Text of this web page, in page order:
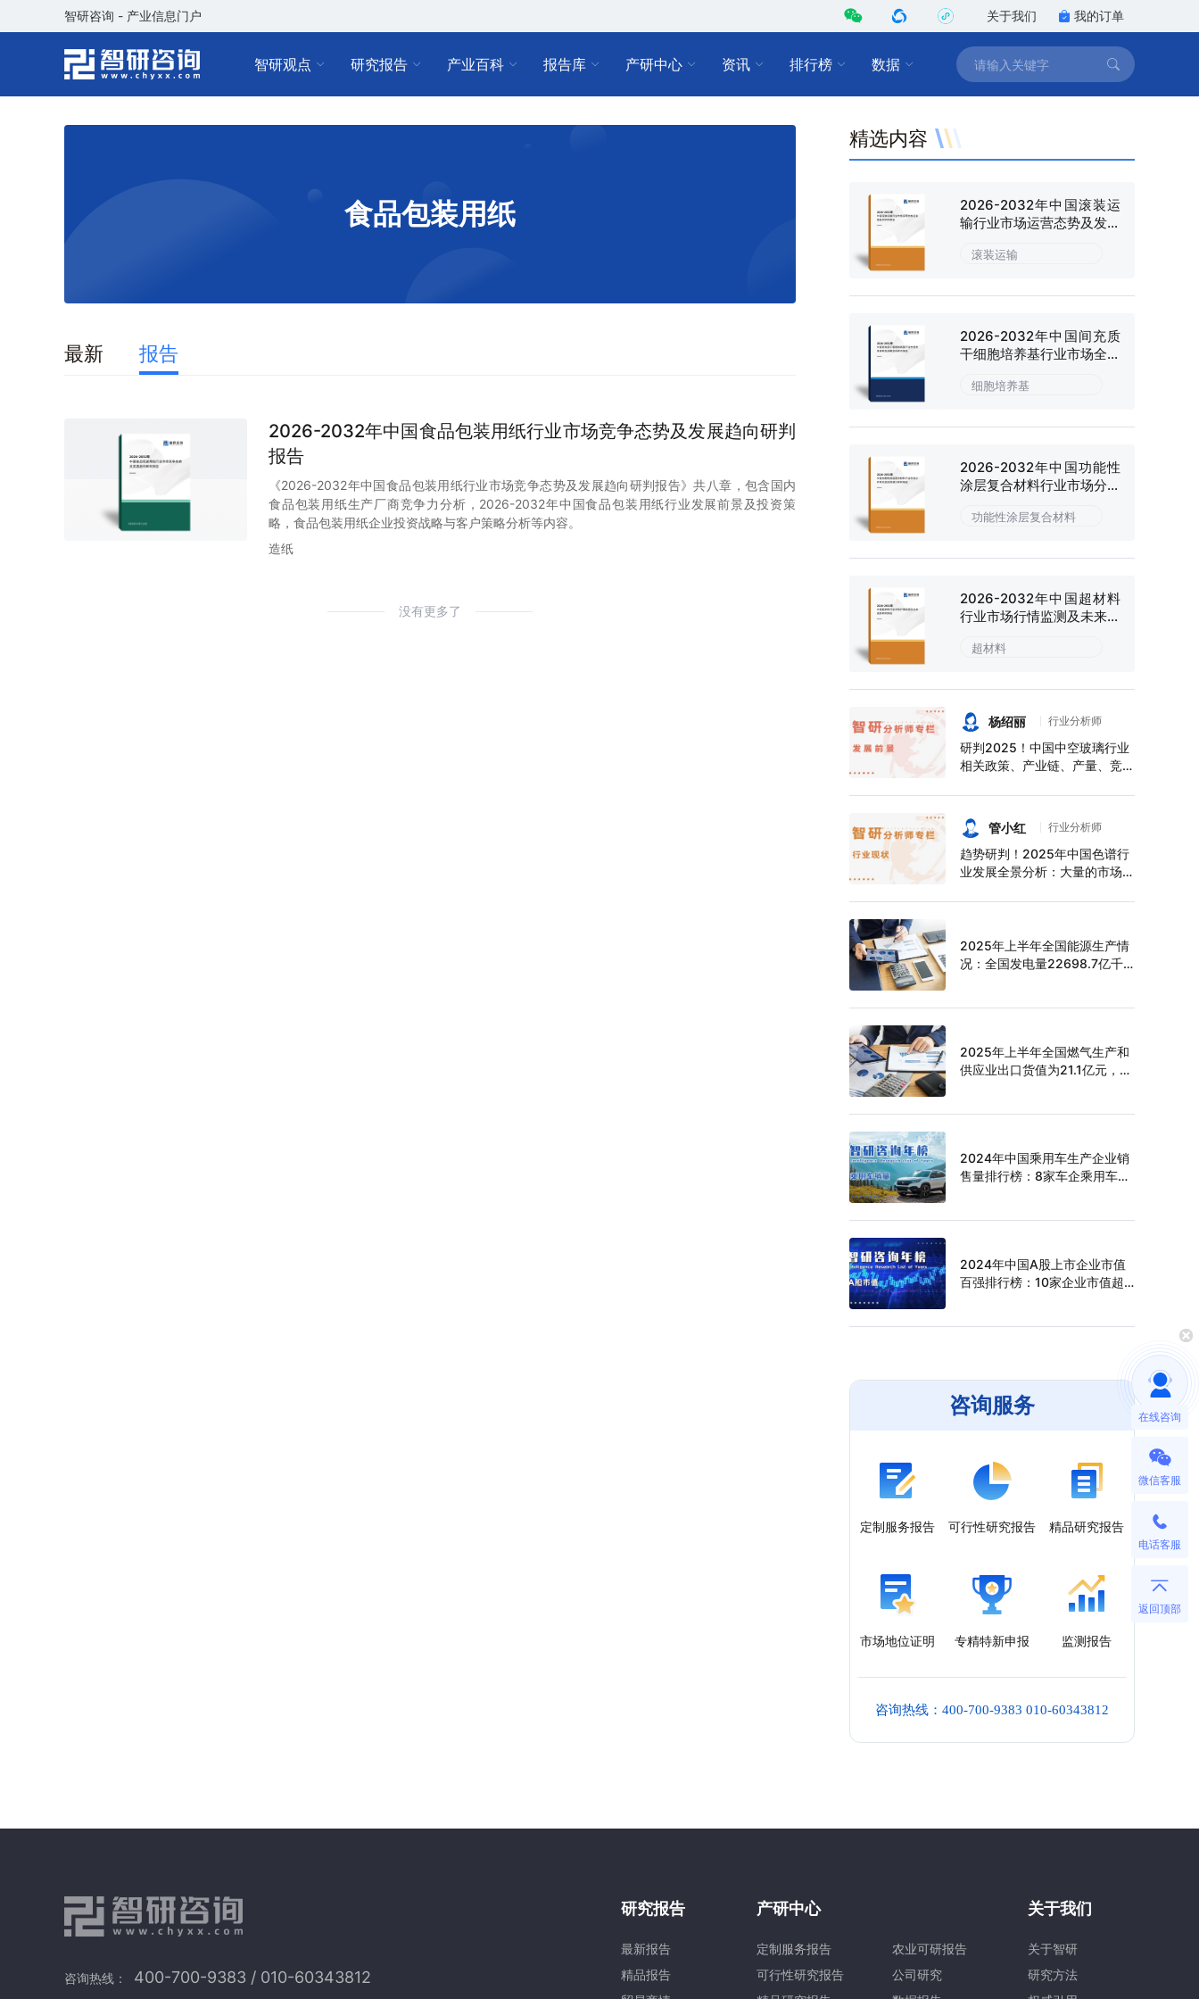
智研咨询 - 产业信息门户 关于我们 我的订单
智研观点 研究报告 产业百科 报告库 产研中心 资讯 排行榜 数据
食品包装用纸
最新 报告
2026-2032年中国食品包装用纸行业市场竞争态势及发展趋向研判
报告
《2026-2032年中国食品包装用纸行业市场竞争态势及发展趋向研判报告》共八章，包含国内
食品包装用纸生产厂商竞争力分析，2026-2032年中国食品包装用纸行业发展前景及投资策
略，食品包装用纸企业投资战略与客户策略分析等内容。
造纸
没有更多了
精选内容
2026-2032年中国滚装运
输行业市场运营态势及发展
滚装运输
2026-2032年中国间充质
干细胞培养基行业市场全景
细胞培养基
2026-2032年中国功能性
涂层复合材料行业市场分析
功能性涂层复合材料
2026-2032年中国超材料
行业市场行情监测及未来趋
超材料
杨绍丽 行业分析师
研判2025！中国中空玻璃行业
相关政策、产业链、产量、竞争
持续增长，上半年中空玻璃产量
达6124万平方米[图]
管小红 行业分析师
趋势研判！2025年中国色谱行
业发展全景分析：大量的市场需
规模不断扩大，进口替代趋势明
2025年上半年全国能源生产情
况：全国发电量22698.7亿千
2025年上半年全国燃气生产和
供应业出口货值为21.1亿元，累
2024年中国乘用车生产企业销
售量排行榜：8家车企乘用车销
2024年中国A股上市企业市值
百强排行榜：10家企业市值超
咨询服务
定制服务报告 可行性研究报告 精品研究报告
市场地位证明 专精特新申报 监测报告
咨询热线：400-700-9383 010-60343812
在线咨询
微信客服
电话客服
返回顶部
咨询热线：
400-700-9383 / 010-60343812
研究报告
最新报告
精品报告
产研中心
定制服务报告
可行性研究报告
农业可研报告
公司研究
关于我们
关于智研
研究方法